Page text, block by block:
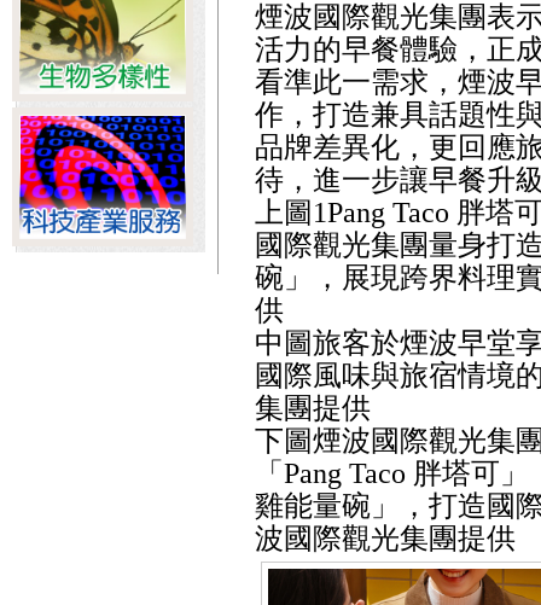
煙波國際觀光集團表
活力的早餐體驗，正
看準此一需求，煙波
作，打造兼具話題性
品牌差異化，更回應
待，進一步讓早餐升
上圖1Pang Taco 胖
國際觀光集團量身打
碗」，展現跨界料理
供
中圖旅客於煙波早堂
國際風味與旅宿情境
集團提供
下圖煙波國際觀光集
「Pang Taco 胖塔可
雞能量碗」，打造國
波國際觀光集團提供